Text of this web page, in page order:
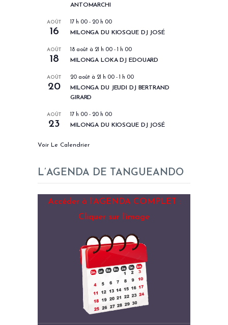
ANTOMARCHI
AOÛT
16
17 h 00 - 20 h 00
MILONGA DU KIOSQUE DJ JOSÉ
AOÛT
18
18 août à 21 h 00 - 1 h 00
MILONGA LOKA DJ EDOUARD
AOÛT
20
20 août à 21 h 00 - 1 h 00
MILONGA DU JEUDI DJ BERTRAND
GIRARD
AOÛT
23
17 h 00 - 20 h 00
MILONGA DU KIOSQUE DJ JOSÉ
Voir Le Calendrier
L’AGENDA DE TANGUEANDO
Accéder à l’AGENDA COMPLET :
Cliquer sur l’image